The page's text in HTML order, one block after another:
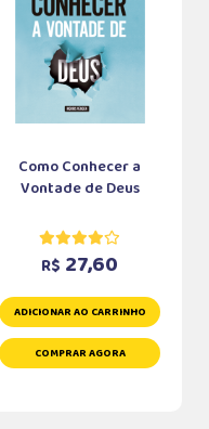
Como Conhecer a
Vontade de Deus
R$ 27,60
ADICIONAR AO CARRINHO
COMPRAR AGORA